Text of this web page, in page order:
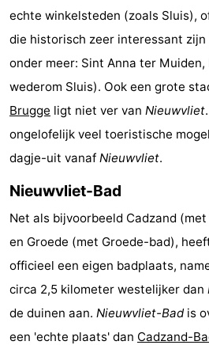
Nieuws
adressen
Regio
Zeeland
Walcheren
-
Veere
Domburg
-
Zoutelande
-
Vlissingen
-
echte winkelsteden (zoals Sluis),
die historisch zeer interessant
onder meer: Sint Anna ter
wederom Sluis). Ook een grote
Brugge ligt niet ver van Nieuwvliet
ongelofelijk veel toeristische
dagje-uit vanaf Nieuwvliet.
Nieuwvliet-Bad
Net als bijvoorbeeld Cadzand
en Groede (met Groede-bad),
officieel een eigen badplaats,
circa 2,5 kilometer westelijker dan
de duinen aan. Nieuwvliet-Badis
een 'echte plaats' dan Cadzand-